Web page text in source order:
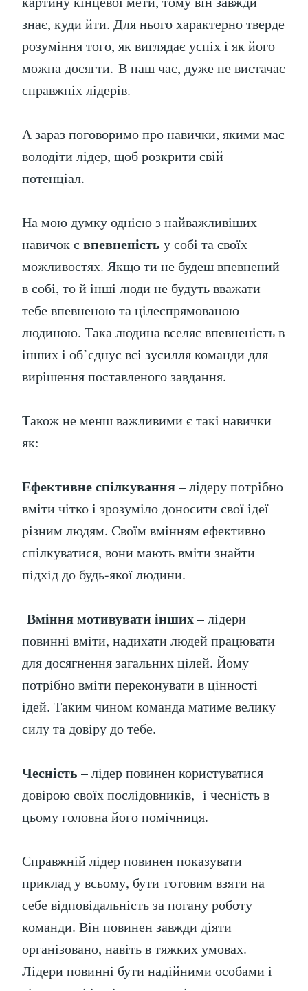
знає, куди йти. Для нього характерно тверде
розуміння того, як виглядає успіх і як його
можна досягти. В наш час, дуже не вистачає
справжніх лідерів.
А зараз поговоримо про навички, якими має
володіти лідер, щоб розкрити свій
потенціал.
На мою думку однією з найважливіших
навичок є впевненість у собі та своїх
можливостях. Якщо ти не будеш впевнений
в собі, то й інші люди не будуть вважати
тебе впевненою та цілеспрямованою
людиною. Така людина вселяє впевненість в
інших і об’єднує всі зусилля команди для
вирішення поставленого завдання.
Також не менш важливими є такі навички
як:
Ефективне спілкування– лідеру потрібно
вміти чітко і зрозуміло доносити свої ідеї
різним людям. Своїм вмінням ефективно
спілкуватися, вони мають вміти знайти
підхід до будь-якої людини.
Вміння мотивувати інших– лідери
повинні вміти, надихати людей працювати
для досягнення загальних цілей. Йому
потрібно вміти переконувати в цінності
ідей. Таким чином команда матиме велику
силу та довіру до тебе.
Чесність – лідер повинен користуватися
довірою своїх послідовників, і чесність в
цьому головна його помічниця.
Справжній лідер повинен показувати
приклад у всьому, бути готовим взяти на
себе відповідальність за погану роботу
команди. Він повинен завжди діяти
організовано, навіть в тяжких умовах.
Лідери повинні бути надійними особами і